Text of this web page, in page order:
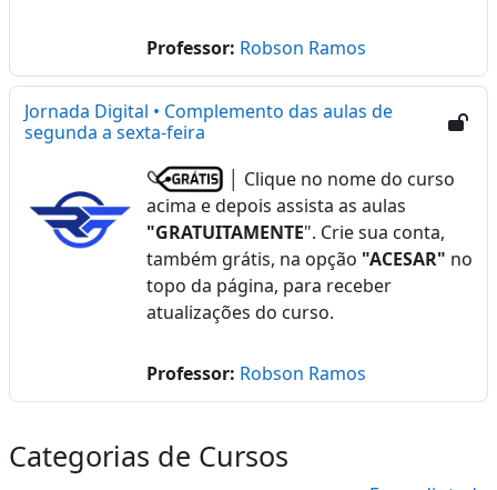
Professor: Robson Ramos
Jornada Digital • Complemento das aulas de
segunda a sexta-feira
│ Clique no nome do curso
acima e depois assista as aulas
"GRATUITAMENTE". Crie sua conta,
também grátis, na opção "ACESAR" no
topo da página, para receber
atualizações do curso.
Professor: Robson Ramos
Categorias de Cursos